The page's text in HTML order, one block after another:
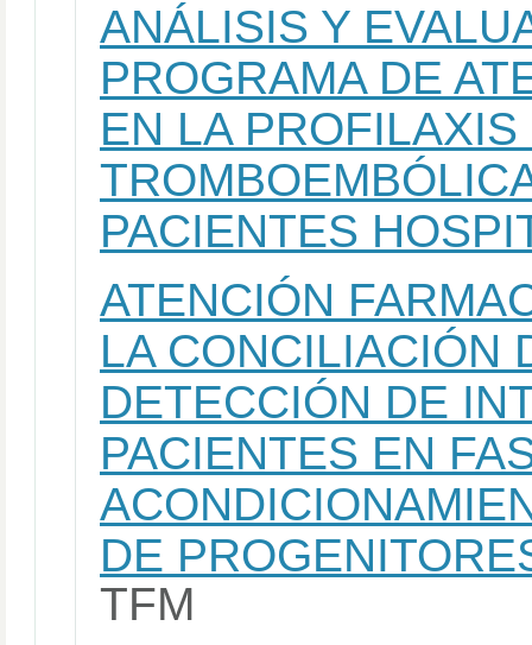
ANÁLISIS Y
PROGRAMA DE
EN LA
PACIENTES
ATENCIÓN
LA CONCILIACIÓN
DETECCIÓN DE
PACIENTES EN
DE
TFM